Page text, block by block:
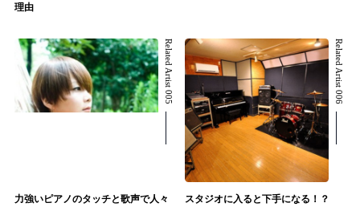
理由
Related Artist 005
力強いピアノのタッチと歌声で人々
Related Artist 006
スタジオに入ると下手になる！？